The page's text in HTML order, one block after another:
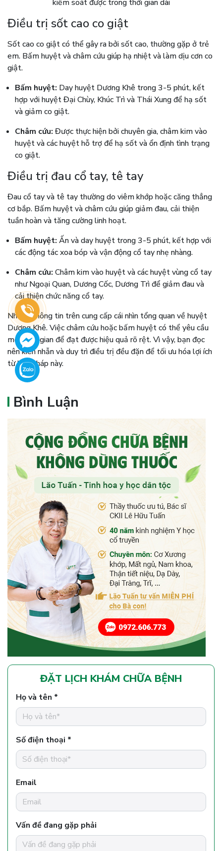
kiểm soát được trong thời gian dài
Điều trị sốt cao co giật
Sốt cao co giật có thể gây ra bởi sốt cao, thường gặp ở trẻ
em. Bấm huyệt và châm cứu giúp hạ nhiệt và làm dịu cơn co
giật.
Bấm huyệt: Day huyệt Dương Khê trong 3-5 phút, kết
hợp với huyệt Đại Chùy, Khúc Trì và Thái Xung để hạ sốt
và giảm co giật.
Châm cứu: Được thực hiện bởi chuyên gia, châm kim vào
huyệt và các huyệt hỗ trợ để hạ sốt và ổn định tình trạng
co giật.
Điều trị đau cổ tay, tê tay
Đau cổ tay và tê tay thường do viêm khớp hoặc căng thẳng
cơ bắp. Bấm huyệt và châm cứu giúp giảm đau, cải thiện
tuần hoàn và tăng cường linh hoạt.
Bấm huyệt: Ấn và day huyệt trong 3-5 phút, kết hợp với
các động tác xoa bóp và vận động cổ tay nhẹ nhàng.
Châm cứu: Châm kim vào huyệt và các huyệt vùng cổ tay
như Ngoại Quan, Dương Cốc, Dương Trì để giảm đau và
cải thiện chức năng cổ tay.
Những thông tin trên cung cấp cái nhìn tổng quan về huyệt
Dương Khê. Việc châm cứu hoặc bấm huyệt có thể yêu cầu
một thời gian để đạt được hiệu quả rõ rệt. Vì vậy, bạn đọc
nên kiên nhẫn và duy trì điều trị đều đặn để tối ưu hóa lợi ích
từ liệu pháp này.
Bình Luận
ĐẶT LỊCH KHÁM CHỮA BỆNH
Họ và tên *
Số điện thoại *
Email
Vấn đề đang gặp phải